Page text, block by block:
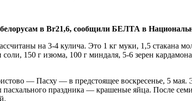
в Br21,6, сообщили БЕЛТА в
на 3-4 кулича. Это 1 кг муки, 1,5 стакана
150 г изюма, 100 г миндаля, 5-6 зерен кардамона
— Пасху — в предстоящее воскресенье, 5 мая.
праздника — крашеные яйца. После